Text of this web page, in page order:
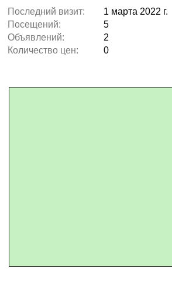
Последний визит:
1 марта 2022 г.
Посещений:
5
Объявлений:
2
Количество цен:
0